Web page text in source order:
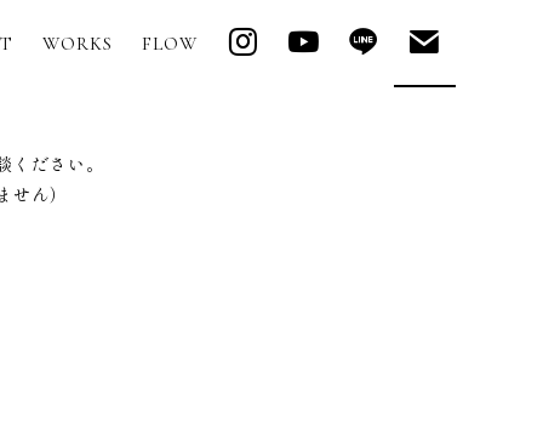
WORKS FLOW
ださい。
ん）